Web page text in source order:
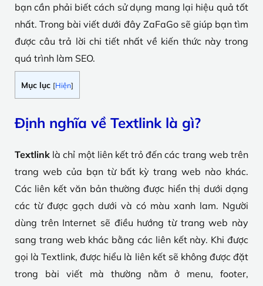
bạn cần phải biết cách sử dụng mang lại hiệu quả tốt
nhất. Trong bài viết dưới đây ZaFaGo sẽ giúp bạn tìm
được câu trả lời chi tiết nhất về kiến thức này trong
quá trình làm SEO.
Mục lục [Hiện]
Định nghĩa về Textlink là gì?
Textlink là chỉ một liên kết trỏ đến các trang web trên
trang web của bạn từ bất kỳ trang web nào khác.
Các liên kết văn bản thường được hiển thị dưới dạng
các từ được gạch dưới và có màu xanh lam. Người
dùng trên Internet sẽ điều hướng từ trang web này
sang trang web khác bằng các liên kết này. Khi được
gọi là Textlink, được hiểu là liên kết sẽ không được đặt
trong bài viết mà thường nằm ở menu, footer,